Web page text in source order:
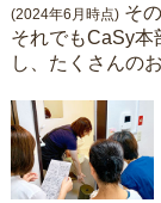
(2024年6月時点) そ
それでもCaSy本
し、たくさんの